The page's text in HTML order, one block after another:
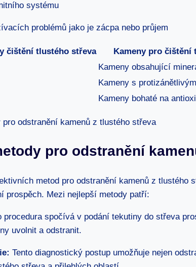
systému
problémů jako je zácpa nebo průjem
čištění tlustého střeva
Kameny pro čištění
Kameny obsahující
Kameny s
Kameny bohaté na
pro odstranění
metod pro odstranění kamenů z tlustého
prospěch. Mezi nejlepší metody patří:
procedura spočívá v podání tekutiny do střeva
uvolnit a odstranit.
Tento diagnostický postup umožňuje nejen